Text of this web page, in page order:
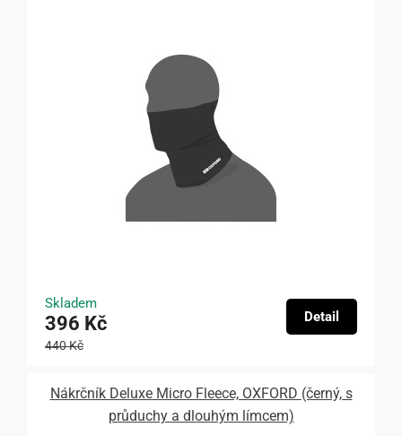
Skladem
396 Kč
440 Kč
Detail
Nákrčník Deluxe Micro Fleece, OXFORD (černý, s
průduchy a dlouhým límcem)